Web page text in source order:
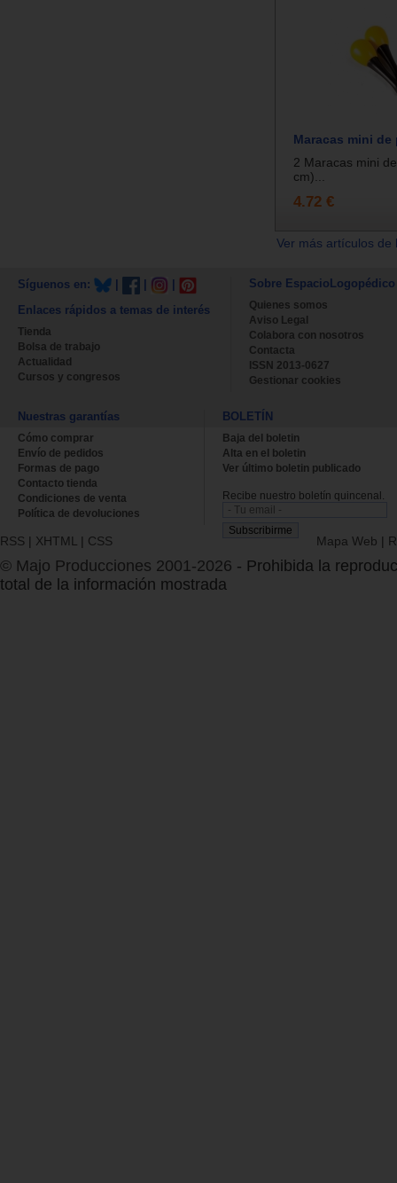
Maracas mini
2 Maracas mini
cm)...
4.72 €
Ver más artículos
Síguenos en:
Enlaces rápidos a temas de interés
Tienda
Bolsa de trabajo
Actualidad
Cursos y congresos
Sobre EspacioLogopédico
Quienes somos
Aviso Legal
Colabora con nosotros
Contacta
ISSN 2013-0627
Gestionar cookies
Nuestras garantías
Cómo comprar
Envío de pedidos
Formas de pago
Contacto tienda
Condiciones de venta
Política de devoluciones
BOLETÍN
Baja del boletin
Alta en el boletin
Ver último boletin publicado
Recibe nuestro boletín quincenal.
RSS | XHTML | CSS Mapa Web |
© Majo Producciones 2001-2026 - Prohibida la
total de la información mostrada